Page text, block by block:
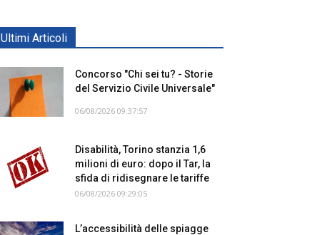
Ultimi Articoli
Concorso "Chi sei tu? - Storie
del Servizio Civile Universale"
06/08/2026 09:37:57
Disabilità, Torino stanzia 1,6
milioni di euro: dopo il Tar, la
sfida di ridisegnare le tariffe
06/08/2026 09:29:05
L’accessibilità delle spiagge